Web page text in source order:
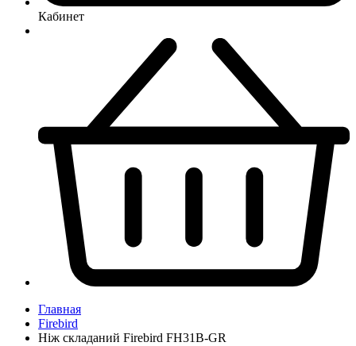
Кабинет
Главная
Firebird
Нiж складаний Firebird FH31B-GR